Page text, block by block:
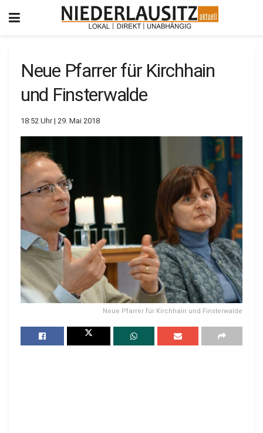
Neue Pfarrer für Kirchhain
und Finsterwalde
18:52 Uhr | 29. Mai 2018
Neue Pfarrer für Kirchhain und Finsterwalde